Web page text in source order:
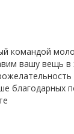
командой
вашу вещь в
благодарных